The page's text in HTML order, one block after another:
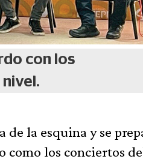
con los
de la esquina y se
como los conciertos